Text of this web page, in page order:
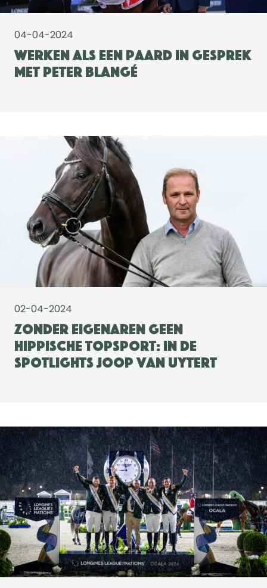
04-04-2024
Werken als een Paard in gesprek
met Peter Blangé
02-04-2024
Zonder eigenaren geen
hippische topsport: in de
spotlights Joop van Uytert